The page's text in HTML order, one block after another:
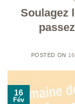
Soulagez
POSTED ON
16
Fév